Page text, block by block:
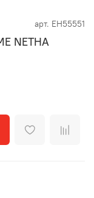
арт. EH55551
NETHA